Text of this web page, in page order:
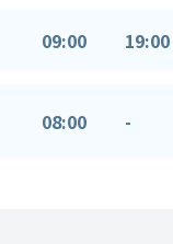
09:00 19:00
08:00 -